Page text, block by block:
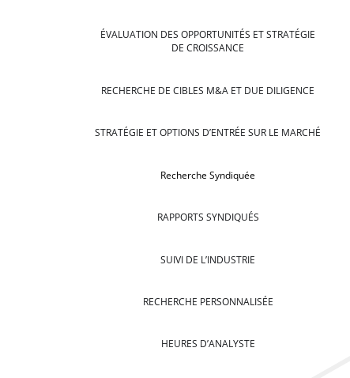
ÉVALUATION DES OPPORTUNITÉS ET STRATÉGIE
DE CROISSANCE
RECHERCHE DE CIBLES M&A ET DUE DILIGENCE
STRATÉGIE ET OPTIONS D’ENTRÉE SUR LE MARCHÉ
Recherche Syndiquée
RAPPORTS SYNDIQUÉS
SUIVI DE L’INDUSTRIE
RECHERCHE PERSONNALISÉE
HEURES D’ANALYSTE